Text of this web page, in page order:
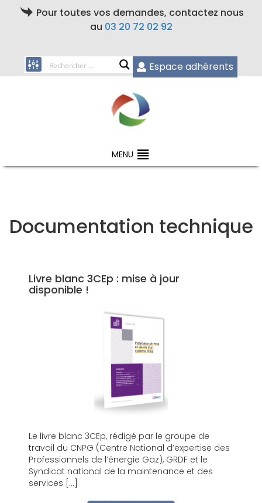
Pour toutes vos demandes, contactez nous
au 03 20 72 02 92
Espace adhérents
MENU
Documentation technique
Livre blanc 3CEp : mise à jour
disponible !
Le livre blanc 3CEp, rédigé par le groupe de
travail du CNPG (Centre National d’expertise des
Professionnels de l’énergie Gaz), GRDF et le
Syndicat national de la maintenance et des
services […]